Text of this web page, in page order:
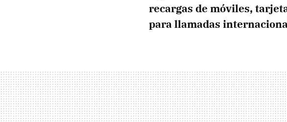
recargas de móviles,
para llamadas